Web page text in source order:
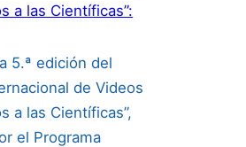
a las Científicas”:
5.ª edición del
de Videos
a las Científicas”,
el Programa